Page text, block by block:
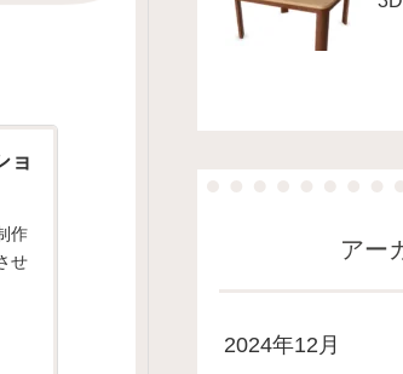
ョ
作
せ
アー
2024年12月